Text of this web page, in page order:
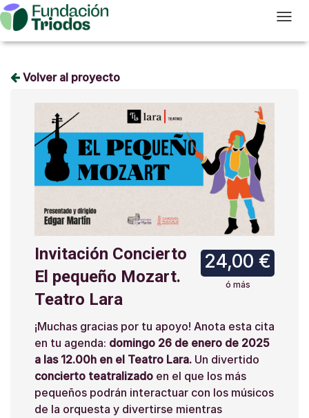
T
Volver al proyecto
24,00 €
ó más
Invitación Concierto
El pequeño Mozart.
Teatro Lara
¡Muchas gracias por tu apoyo! Anota esta cita
en tu agenda: domingo 26 de enero de 2025
a las 12.00h en el Teatro Lara. Un divertido
concierto teatralizado en el que los más
pequeños podrán interactuar con los músicos
de la orquesta y divertirse mientras